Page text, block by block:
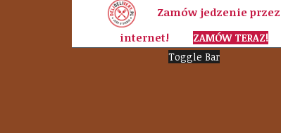
Zamów jedzenie przez
internet!
ZAMÓW TERAZ!
Toggle Bar